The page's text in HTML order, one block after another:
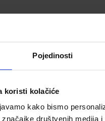
Pojedinosti
koristi kolačiće
kako bismo
društvenih medija i